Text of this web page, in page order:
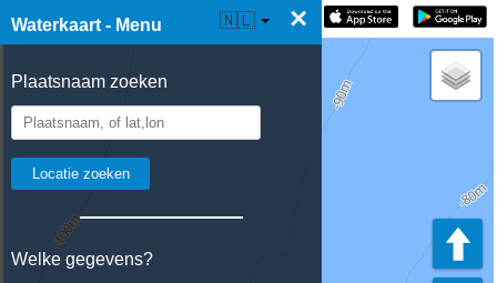
Waterkaart - Menu ×
Plaatsnaam zoeken
Welke gegevens?
☰ Waterkaart Live 🇳🇱